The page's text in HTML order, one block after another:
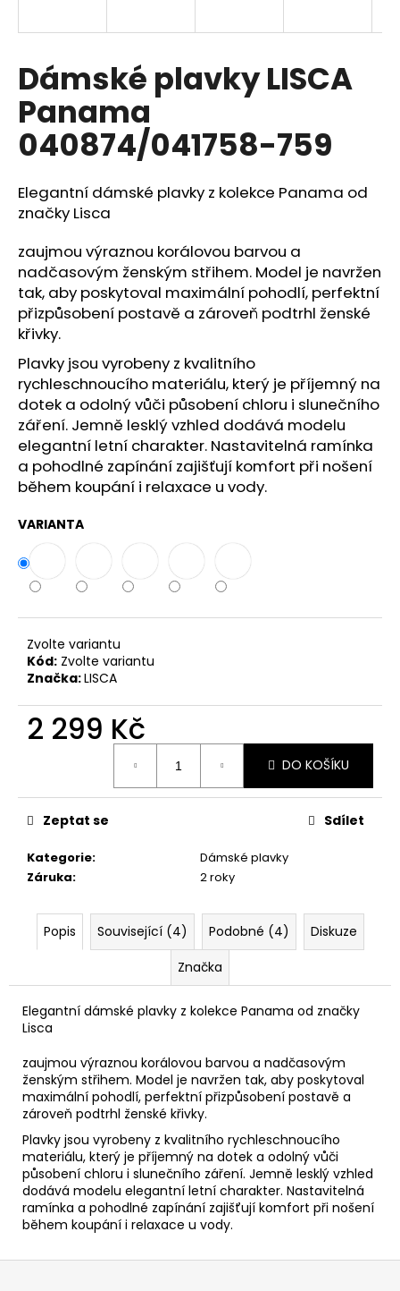
Dámské plavky LISCA
Panama
040874/041758-759
Elegantní dámské plavky z kolekce Panama od
značky Lisca
zaujmou výraznou korálovou barvou a
nadčasovým ženským střihem. Model je navržen
tak, aby poskytoval maximální pohodlí, perfektní
přizpůsobení postavě a zároveň podtrhl ženské
křivky.
Plavky jsou vyrobeny z kvalitního
rychleschnoucího materiálu, který je příjemný na
dotek a odolný vůči působení chloru i slunečního
záření. Jemně lesklý vzhled dodává modelu
elegantní letní charakter. Nastavitelná ramínka
a pohodlné zapínání zajišťují komfort při nošení
během koupání i relaxace u vody.
VARIANTA
Zvolte variantu
Kód: Zvolte variantu
Značka:LISCA
2 299 Kč
DO KOŠÍKU
Kategorie:
Dámské plavky
Záruka: 2 roky
Zeptat se Sdílet
Popis Související (4) Podobné (4)
Diskuze
Značka
Elegantní dámské plavky z kolekce Panama od značky
Lisca
zaujmou výraznou korálovou barvou a nadčasovým
ženským střihem. Model je navržen tak, aby poskytoval
maximální pohodlí, perfektní přizpůsobení postavě a
zároveň podtrhl ženské křivky.
Plavky jsou vyrobeny z kvalitního rychleschnoucího
materiálu, který je příjemný na dotek a odolný vůči
působení chloru i slunečního záření. Jemně lesklý vzhled
dodává modelu elegantní letní charakter. Nastavitelná
ramínka a pohodlné zapínání zajišťují komfort při nošení
během koupání i relaxace u vody.
í
t
?
HLEDAT
D
o
p
o
r
u
č
u
j
e
m
Z